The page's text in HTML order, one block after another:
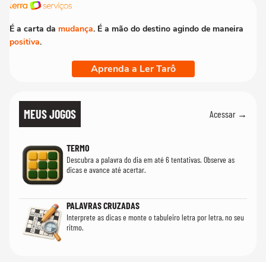
É a carta da mudança. É a mão do destino agindo de maneira
positiva.
Aprenda a Ler Tarô
MEUS JOGOS Acessar →
TERMO
Descubra a palavra do dia em até 6 tentativas. Observe as
dicas e avance até acertar.
PALAVRAS CRUZADAS
Interprete as dicas e monte o tabuleiro letra por letra, no seu
ritmo.